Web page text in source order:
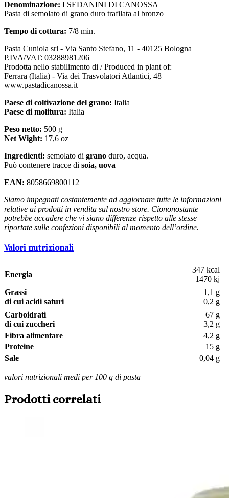
Denominazione: I SEDANINI DI CANOSSA
Pasta di semolato di grano duro trafilata al bronzo
Tempo di cottura: 7/8 min.
Pasta Cuniola srl - Via Santo Stefano, 11 - 40125 Bologna
P.IVA/VAT: 03288981206
Prodotta nello stabilimento di / Produced in plant of:
Ferrara (Italia) - Via dei Trasvolatori Atlantici, 48
www.pastadicanossa.it
Paese di coltivazione del grano: Italia
Paese di molitura: Italia
Peso netto: 500 g
Net Wight: 17,6 oz
Ingredienti: semolato di grano duro, acqua.
Può contenere tracce di soia, uova
EAN: 8058669800112
Siamo impegnati costantemente ad aggiornare tutte le informazioni
relative ai prodotti in vendita sul nostro store. Ciononostante
potrebbe accadere che vi siano differenze rispetto alle stesse
riportate sulle confezioni disponibili al momento dell’ordine.
Valori nutrizionali
Energia
347 kcal
1470 kj
Grassi
di cui acidi saturi
1,1 g
0,2 g
Carboidrati
di cui zuccheri
67 g
3,2 g
Fibra alimentare
4,2 g
Proteine
15 g
Sale
0,04 g
valori nutrizionali medi per 100 g di pasta
Prodotti correlati